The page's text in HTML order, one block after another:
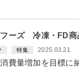
ーズ 冷凍・FD商
特集 2025.03.21
費量増加を目標に